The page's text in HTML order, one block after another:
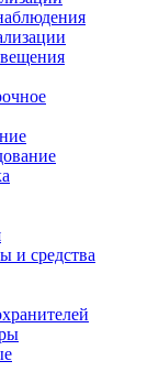
и средства